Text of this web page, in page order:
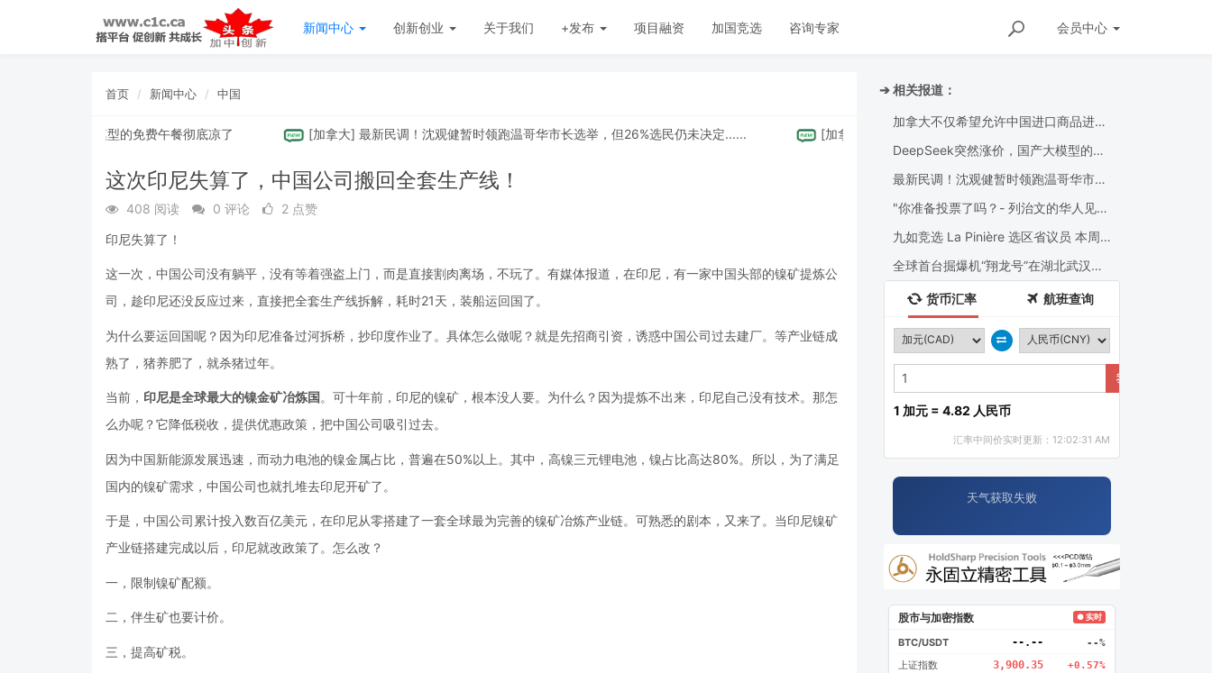
会员中心
新闻中心 创新创业 关于我们 +发布 项目融资 加国竞选 咨询专家
首页 新闻中心 中国
国产大模型的免费午餐彻底凉了 加拿大] 最新民调！沈观健暂时领跑温哥华市长选举，但26%选民仍未决定...... 加拿大] "你准备投票了吗？- 列治⽂的华⼈⻅⾯时 换⼀句问候语?
这次印尼失算了，中国公司搬回全套生产线！
408 阅读 0 评论
2 点赞
印尼失算了！
这一次，中国公司没有躺平，没有等着强盗上门，而是直接割肉离场，不玩了。有媒体报道，在印尼，有一家中国头部的镍矿提炼公
司，趁印尼还没反应过来，直接把全套生产线拆解，耗时21天，装船运回国了。
为什么要运回国呢？因为印尼准备过河拆桥，抄印度作业了。具体怎么做呢？就是先招商引资，诱惑中国公司过去建厂。等产业链成
熟了，猪养肥了，就杀猪过年。
当前， 印尼是全球最大的镍金矿冶炼国。可十年前，印尼的镍矿，根本没人要。为什么？因为提炼不出来，印尼自己没有技术。那怎
么办呢？它降低税收，提供优惠政策，把中国公司吸引过去。
因为中国新能源发展迅速，而动力电池的镍金属占比，普遍在50%以上。其中，高镍三元锂电池，镍占比高达80%。所以，为了满足
国内的镍矿需求，中国公司也就扎堆去印尼开矿了。
于是，中国公司累计投入数百亿美元，在印尼从零搭建了一套全球最为完善的镍矿冶炼产业链。可熟悉的剧本，又来了。当印尼镍矿
产业链搭建完成以后，印尼就改政策了。怎么改？
一，限制镍矿配额。
二，伴生矿也要计价。
三，提高矿税。
➔ 相关报道：
加拿大不仅希望允许中国进口商品进入
向世界各地出口电动汽车
DeepSeek突然涨价，国产大模型的免
最新民调！沈观健暂时领跑温哥华市长
"你准备投票了吗？- 列治⽂的华⼈⻅⾯
九如竞选 La Pinière 选区省议员 本周
全球首台掘爆机“翔龙号”在湖北武汉中
铁科工江夏制造基地下线 融合掘进法与
钻爆法两大主流工法
货币汇率 航班查询
我要兑换
1 加元 = 4.82 人民币
汇率中间价实时更新：12:02:31 AM
天气获取失败
股市与加密指数 ● 实时
BTC/USDT --.-- --%
上证指数 3,900.35 +0.57%